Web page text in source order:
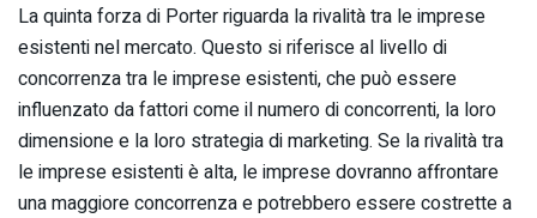
La quinta forza di Porter riguarda la rivalità tra le imprese
esistenti nel mercato. Questo si riferisce al livello di
concorrenza tra le imprese esistenti, che può essere
influenzato da fattori come il numero di concorrenti, la loro
dimensione e la loro strategia di marketing. Se la rivalità tra
le imprese esistenti è alta, le imprese dovranno affrontare
una maggiore concorrenza e potrebbero essere costrette a